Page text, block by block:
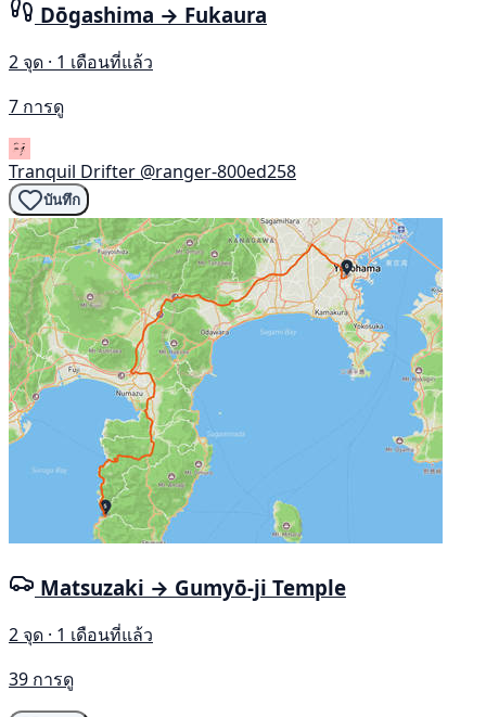
Dōgashima → Fukaura
2 จุด · 1 เดือนที่แล้ว
7 การดู
Tranquil Drifter @ranger-800ed258
บันทึก
Matsuzaki → Gumyō-ji Temple
2 จุด · 1 เดือนที่แล้ว
39 การดู